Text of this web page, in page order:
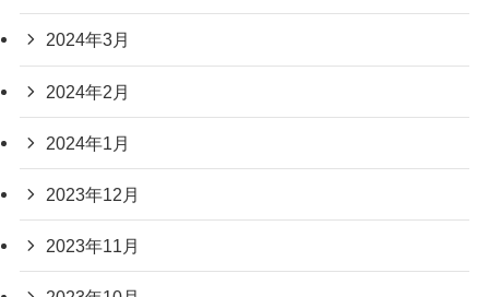
2024年3月
2024年2月
2024年1月
2023年12月
2023年11月